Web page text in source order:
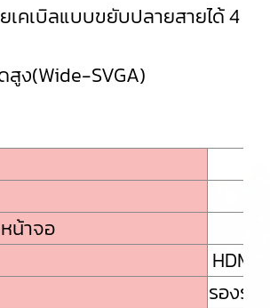
เคเบิลแบบขยับปลายสายได้ 4
สูง(Wide-SVGA)
น้าจอ
HDMI
รองรับ